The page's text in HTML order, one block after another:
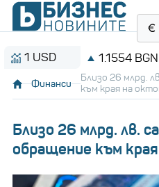
1.1554 BGN
Финанси
Близо 26 млрд.
към края на
Близо 26 млрд. лв.
обращение към